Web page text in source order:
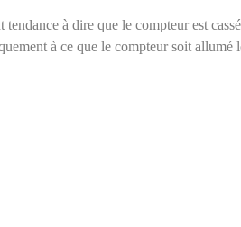
à dire que le compteur est
à ce que le compteur soit allumé